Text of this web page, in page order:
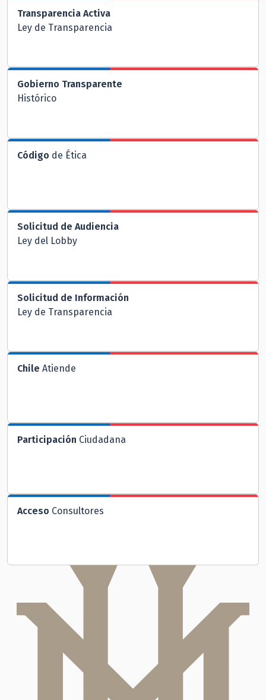
Transparencia Activa
Ley de Transparencia
Gobierno Transparente
Histórico
Código de Ética
Solicitud de Audiencia
Ley del Lobby
Solicitud de Información
Ley de Transparencia
Chile Atiende
Participación Ciudadana
Acceso Consultores